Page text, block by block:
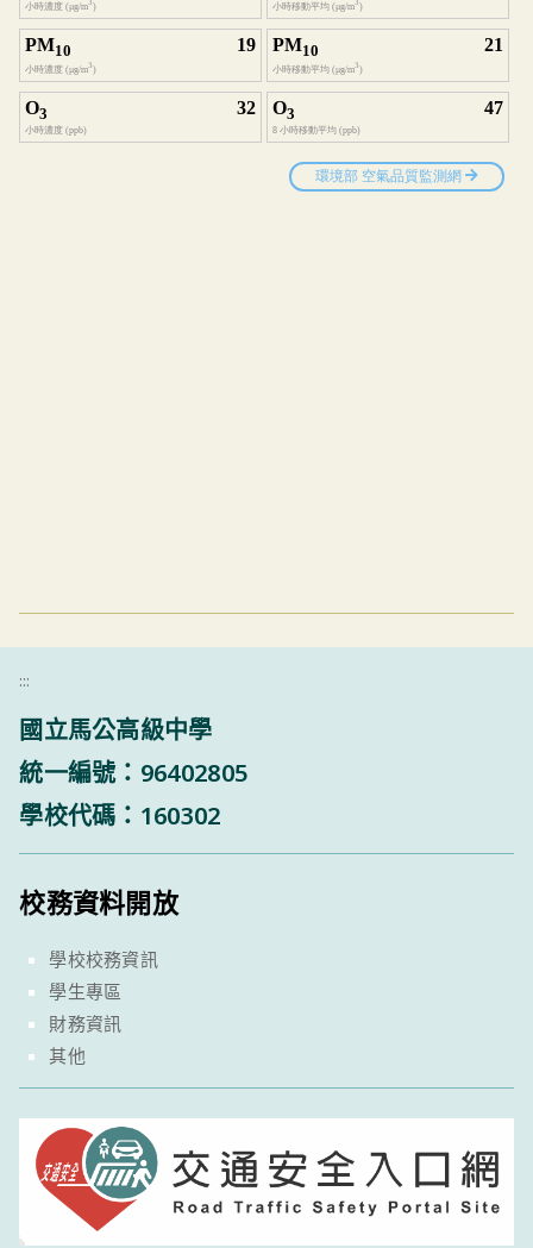
:::
國立馬公高級中學
統一編號：96402805
學校代碼：160302
校務資料開放
學校校務資訊
學生專區
財務資訊
其他